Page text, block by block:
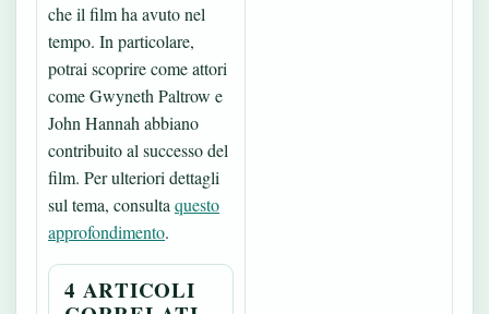
che il film ha avuto nel
tempo. In particolare,
potrai scoprire come attori
come Gwyneth Paltrow e
John Hannah abbiano
contribuito al successo del
film. Per ulteriori dettagli
sul tema, consulta questo
approfondimento.
4 ARTICOLI